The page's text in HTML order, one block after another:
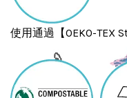
使用通過【OEKO-TEX